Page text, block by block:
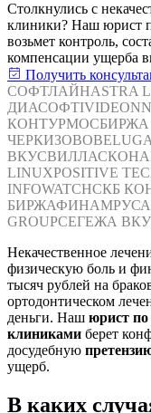
Столкнулись с
клиники? Наш юрист
возьмет контроль,
компенсации ущерба
Получить
СОФТЛАЙНASTRA
ДИАСОФТIVIDEON
КОНТУРМОСБИРЖА
ЧЕРКИЗОВО
ВКУСВИЛЛАСКОНА
LINUXPOSITIVE
INFOWATCHСКБ
БИРЖАФИНАМ
GROUPСЕГЕЖА
Некачественное
физическую боль и
тысяч рублей на
ортодонтическом
деньги. Наш юрист по
клиниками берет
досудебную
ущерб.
В каких